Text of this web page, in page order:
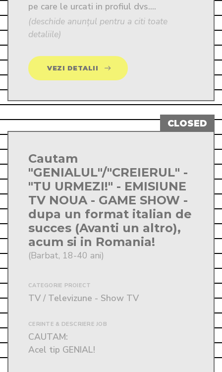
pe care le urcati in profiul dvs....
(deschide anunțul pentru a citi toate
detaliile)
VEZI DETALII
Cautam
"GENIALUL"/"CREIERUL" -
"TU URMEZI!" - EMISIUNE
TV NOUA - GAME SHOW -
dupa un format italian de
succes (Avanti un altro),
acum si in Romania!
(Barbat, 18-40 ani)
CATEGORIE PROIECT
TV / Televizune - Show TV
CERINTE & DESCRIERE JOB
CAUTAM:
Acel tip GENIAL!